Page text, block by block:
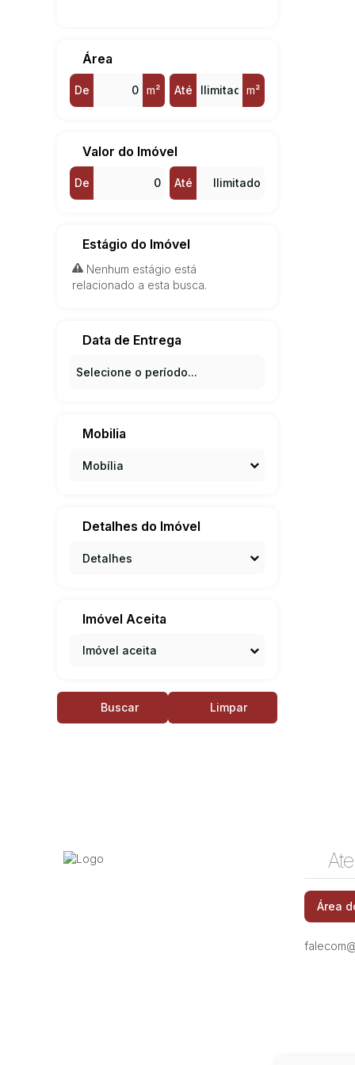
Área
De m² Até m²
Valor do Imóvel
De Até
Estágio do Imóvel
Nenhum estágio está
relacionado a esta busca.
Data de Entrega
Mobilia
Mobília
Detalhes do Imóvel
Detalhes
Imóvel Aceita
Imóvel aceita
Buscar Limpar
Área